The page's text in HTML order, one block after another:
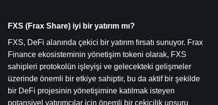
FXS (Frax Share) iyi bir yatırım mı?
FXS, DeFi alanında çekici bir yatırım fırsatı sunuyor. Frax
Finance ekosisteminin yönetişim tokeni olarak, FXS
sahipleri protokolün işleyişi ve gelecekteki gelişmeler
üzerinde önemli bir etkiye sahiptir, bu da aktif bir şekilde
bir DeFi projesinin yönetişimine katılmak isteyen
potansiyel yatırımcılar için önemli bir çekicilik unsuru